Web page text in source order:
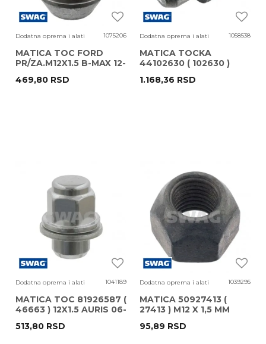
Dodatna oprema i alati 1075206
MATICA TOC FORD
PR/ZA.M12X1.5 B-MAX 12-
SWAG
469,80 RSD
Dodatna oprema i alati 1058538
MATICA TOCKA
44102630 ( 102630 )
DISCOVERY 09-
1.168,36 RSD
Dodatna oprema i alati 1041189
MATICA TOC 81926587 (
46663 ) 12X1.5 AURIS 06-
513,80 RSD
Dodatna oprema i alati 1039295
MATICA 50927413 (
27413 ) M12 X 1,5 MM
95,89 RSD